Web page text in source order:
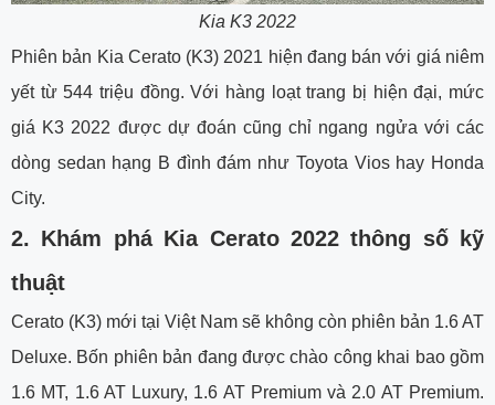
Kia K3 2022
Phiên bản Kia Cerato (K3) 2021 hiện đang bán với giá niêm
yết từ 544 triệu đồng. Với hàng loạt trang bị hiện đại, mức
giá K3 2022 được dự đoán cũng chỉ ngang ngửa với các
dòng sedan hạng B đình đám như Toyota Vios hay Honda
City.
2. Khám phá Kia Cerato 2022 thông số kỹ
thuật
Cerato (K3) mới tại Việt Nam sẽ không còn phiên bản 1.6 AT
Deluxe. Bốn phiên bản đang được chào công khai bao gồm
1.6 MT, 1.6 AT Luxury, 1.6 AT Premium và 2.0 AT Premium.